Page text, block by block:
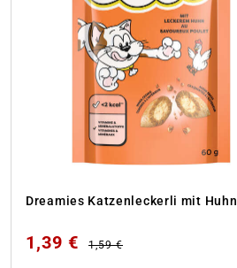
Dreamies Katzenleckerli mit Huhn
1,39 € 1,59 €